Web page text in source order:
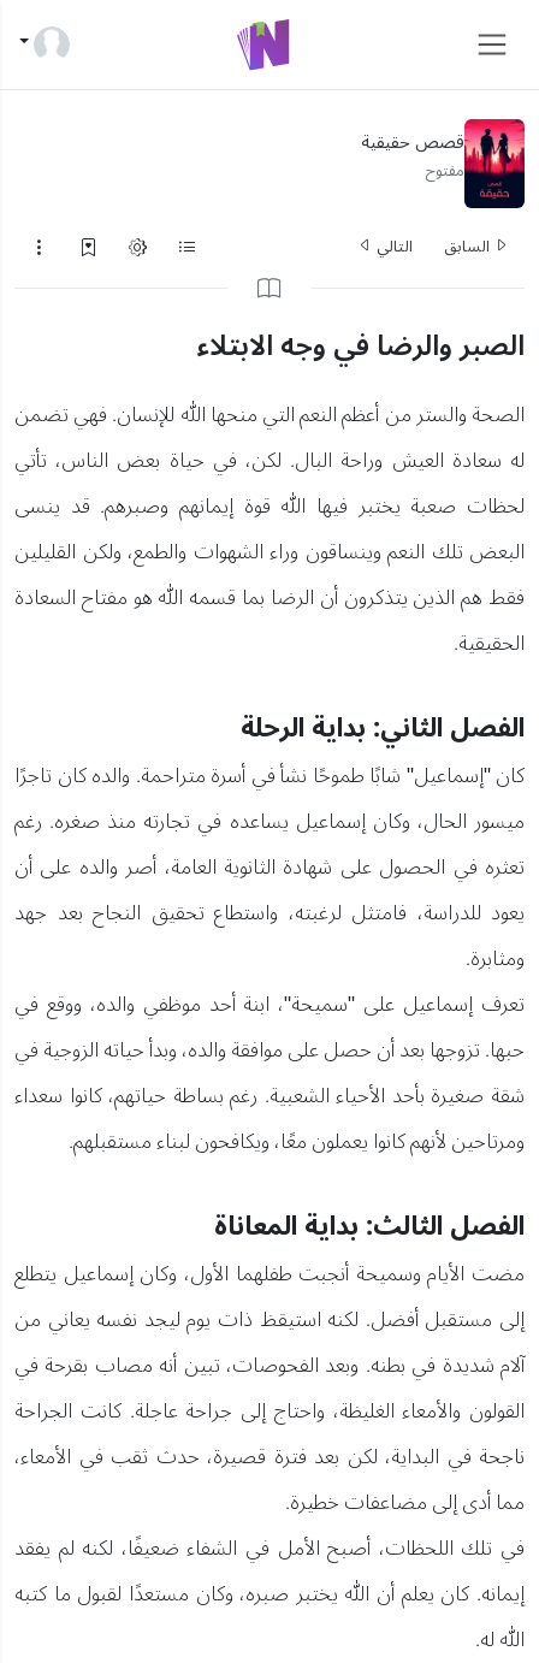
قصص حقيقية
مفتوح
السابق التالي
الصبر والرضا في وجه الابتلاء
الصحة والستر من أعظم النعم التي منحها الله للإنسان. فهي تضمن
له سعادة العيش وراحة البال. لكن، في حياة بعض الناس، تأتي
لحظات صعبة يختبر فيها الله قوة إيمانهم وصبرهم. قد ينسى
البعض تلك النعم وينساقون وراء الشهوات والطمع، ولكن القليلين
فقط هم الذين يتذكرون أن الرضا بما قسمه الله هو مفتاح السعادة
الحقيقية.
الفصل الثاني: بداية الرحلة
كان "إسماعيل" شابًا طموحًا نشأ في أسرة متراحمة. والده كان تاجرًا
ميسور الحال، وكان إسماعيل يساعده في تجارته منذ صغره. رغم
تعثره في الحصول على شهادة الثانوية العامة، أصر والده على أن
يعود للدراسة، فامتثل لرغبته، واستطاع تحقيق النجاح بعد جهد
ومثابرة.
تعرف إسماعيل على "سميحة"، ابنة أحد موظفي والده، ووقع في
حبها. تزوجها بعد أن حصل على موافقة والده، وبدأ حياته الزوجية في
شقة صغيرة بأحد الأحياء الشعبية. رغم بساطة حياتهم، كانوا سعداء
ومرتاحين لأنهم كانوا يعملون معًا، ويكافحون لبناء مستقبلهم.
الفصل الثالث: بداية المعاناة
مضت الأيام وسميحة أنجبت طفلهما الأول، وكان إسماعيل يتطلع
إلى مستقبل أفضل. لكنه استيقظ ذات يوم ليجد نفسه يعاني من
آلام شديدة في بطنه. وبعد الفحوصات، تبين أنه مصاب بقرحة في
القولون والأمعاء الغليظة، واحتاج إلى جراحة عاجلة. كانت الجراحة
ناجحة في البداية، لكن بعد فترة قصيرة، حدث ثقب في الأمعاء،
مما أدى إلى مضاعفات خطيرة.
في تلك اللحظات، أصبح الأمل في الشفاء ضعيفًا، لكنه لم يفقد
إيمانه. كان يعلم أن الله يختبر صبره، وكان مستعدًا لقبول ما كتبه
الله له.